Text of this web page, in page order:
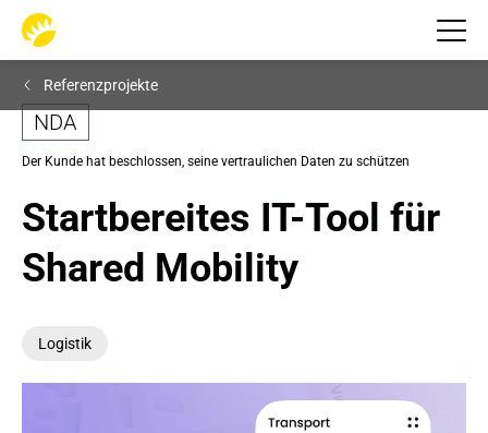
Referenzprojekte
NDA
Der Kunde hat beschlossen, seine vertraulichen Daten zu schützen
Startbereites IT-Tool für
Shared Mobility
Logistik